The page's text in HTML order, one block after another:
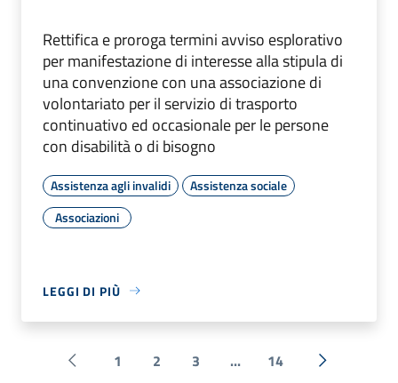
Rettifica e proroga termini avviso esplorativo
per manifestazione di interesse alla stipula di
una convenzione con una associazione di
volontariato per il servizio di trasporto
continuativo ed occasionale per le persone
con disabilità o di bisogno
Assistenza agli invalidi
Assistenza sociale
Associazioni
LEGGI DI PIÙ
Pagina precedente
1 2 3 ... 14 Successiva